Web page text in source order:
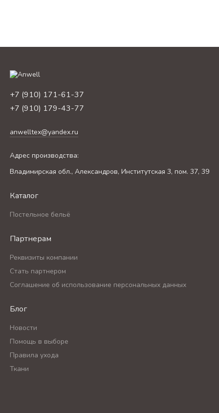
+7 (910) 171-61-37
+7 (910) 179-43-77
anwelltex@yandex.ru
Адрес производства:
Владимирская обл., Александров, Институтская 3, пом. 37, 39
Каталог
Постельное бельё
Партнерам
Реквизиты компании
Стать партнером
Соглашение об использование персональных данных
Блог
Новости
Помощь в выборе
Правила ухода
Ткани